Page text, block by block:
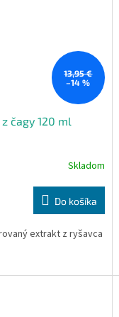
13,95 €
–14 %
čagy 120 ml
Skladom
Do košíka
extrakt z ryšavca